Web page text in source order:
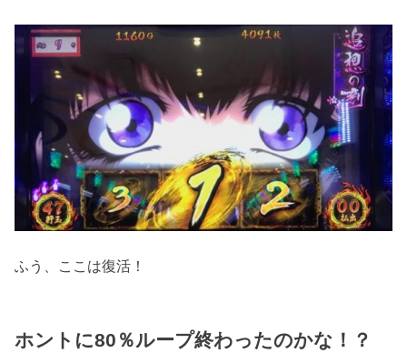
ふう、ここは復活！
ホントに80％ループ終わったのかな！？